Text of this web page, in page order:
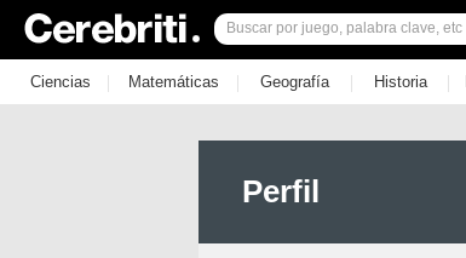
Ciencias | Matemáticas | Geografía | Historia |
Perfil